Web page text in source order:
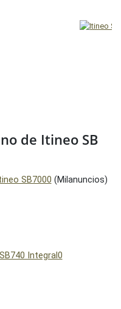
de Itineo SB
SB7000 (Milanuncios)
Integral0